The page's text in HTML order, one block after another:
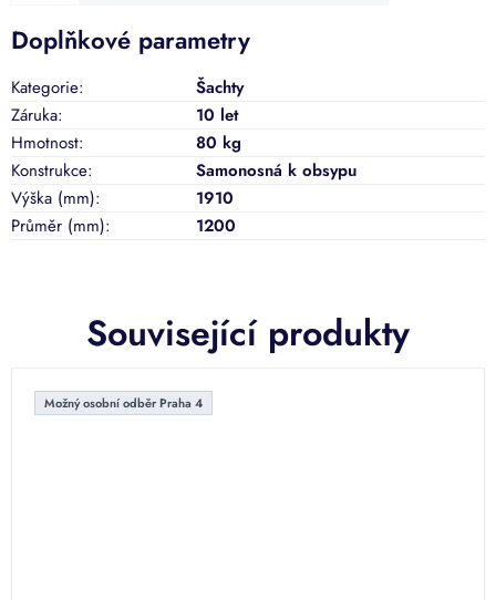
Související produkty
Možný osobní odběr Praha 4
Doplňkové parametry
Kategorie:
Šachty
Záruka:
10 let
Hmotnost:
80 kg
Konstrukce:
Samonosná k obsypu
Výška (mm):
1910
Průměr (mm): 1200